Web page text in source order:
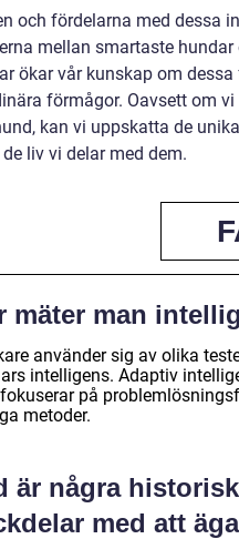
och fördelarna med dessa
mellan smartaste
ökar vår kunskap om
förmågor. Oavsett om
kan vi uppskatta de
liv vi delar med dem.
mäter man
använder sig av olika
intelligens. Adaptiv
på
metoder.
är några
med att